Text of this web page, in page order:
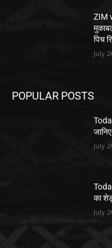
ZIM
पिच
July
POPULAR POSTS
July
का
July